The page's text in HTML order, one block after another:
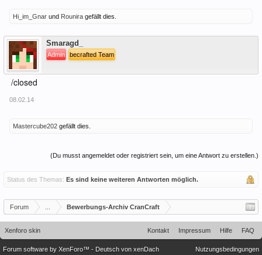
Hi_im_Gnar und Rounira gefällt dies.
Smaragd_
Admin becrafted Team
/closed
08.02.14
Mastercube202 gefällt dies.
(Du musst angemeldet oder registriert sein, um eine Antwort zu erstellen.)
Status des Themas: Es sind keine weiteren Antworten möglich.
Forum Bewerbungs-Archiv CranCraft
Xenforo skin Kontakt Impressum Hilfe FAQ
Nutzungsbedingungen
Forum software by XenForo™ - Deutsch von xenDach